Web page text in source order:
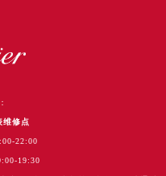
维修点
22:00
19:30